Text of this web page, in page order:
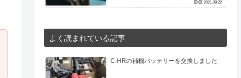
2021.09.22
よく読まれている記事
C-HRの補機バッテリーを交換しました